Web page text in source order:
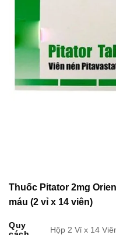
Thuốc Pitator 2mg
máu (2 vỉ x 14 viên)
Quy
Hộp 2 Vỉ x 14